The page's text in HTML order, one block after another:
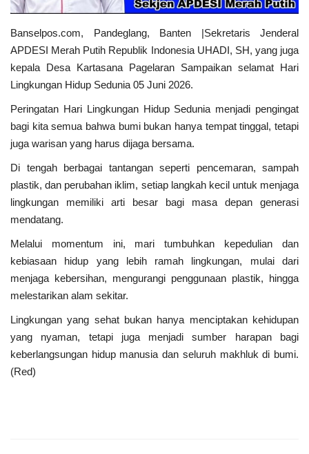
PGRI
Pemerintah Privinsi
Kota
Nasional
Kabupaten
MBG & KDKMP
Politik
Desa & Kelurahan
Pertanian
Kesehatan
Banselpos.com, Pandeglang, Banten |Sekretaris Jenderal
APDESI Merah Putih Republik Indonesia UHADI, SH, yang juga
kepala Desa Kartasana Pagelaran Sampaikan selamat Hari
Lingkungan Hidup Sedunia 05 Juni 2026.
Peringatan Hari Lingkungan Hidup Sedunia menjadi pengingat
bagi kita semua bahwa bumi bukan hanya tempat tinggal, tetapi
juga warisan yang harus dijaga bersama.
Di tengah berbagai tantangan seperti pencemaran, sampah
plastik, dan perubahan iklim, setiap langkah kecil untuk menjaga
lingkungan memiliki arti besar bagi masa depan generasi
mendatang.
Melalui momentum ini, mari tumbuhkan kepedulian dan
kebiasaan hidup yang lebih ramah lingkungan, mulai dari
menjaga kebersihan, mengurangi penggunaan plastik, hingga
melestarikan alam sekitar.
Lingkungan yang sehat bukan hanya menciptakan kehidupan
yang nyaman, tetapi juga menjadi sumber harapan bagi
keberlangsungan hidup manusia dan seluruh makhluk di bumi.
(Red)